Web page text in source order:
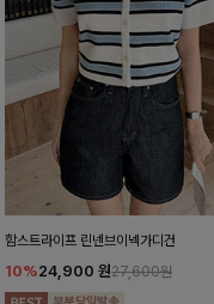
함스트라이프 린넨브이넥가디건
10%24,900 원27,600원